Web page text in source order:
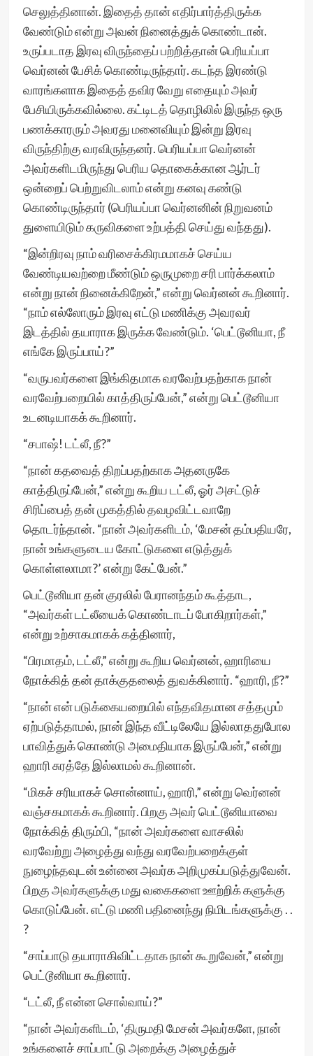
செலுத்தினான். இதைத் தான் எதிர்பார்த்திருக்க
வேண்டும் என்று அவன் நினைத்துக் கொண்டான்.
உருப்படாத இரவு விருந்தைப் பற்றித்தான் பெரியப்பா
வெர்னன் பேசிக் கொண்டிருந்தார். கடந்த இரண்டு
வாரங்களாக இதைத் தவிர வேறு எதையும் அவர்
பேசியிருக்கவில்லை. கட்டிடத் தொழிலில் இருந்த ஒரு
பணக்காரரும் அவரது மனைவியும் இன்று இரவு
விருந்திற்கு வரவிருந்தனர். பெரியப்பா வெர்னன்
அவர்களிடமிருந்து பெரிய தொகைக்கான ஆர்டர்
ஒன்றைப் பெற்றுவிடலாம் என்று கனவு கண்டு
கொண்டிருந்தார் (பெரியப்பா வெர்னனின் நிறுவனம்
துளையிடும் கருவிகளை உற்பத்தி செய்து வந்தது).
“இன்றிரவு நாம் வரிசைக்கிரமமாகச் செய்ய
வேண்டியவற்றை மீண்டும் ஒருமுறை சரி பார்க்கலாம்
என்று நான் நினைக்கிறேன்,” என்று வெர்னன் கூறினார்.
“நாம் எல்லோரும் இரவு எட்டு மணிக்கு அவரவர்
இடத்தில் தயாராக இருக்க வேண்டும். ‘பெட்டூனியா, நீ
எங்கே இருப்பாய்?”
“வருபவர்களை இங்கிதமாக வரவேற்பதற்காக நான்
வரவேற்பறையில் காத்திருப்பேன்,” என்று பெட்டூனியா
உடனடியாகக் கூறினார்.
“சபாஷ்! டட்லீ, நீ?”
“நான் கதவைத் திறப்பதற்காக அதனருகே
காத்திருப்பேன்,” என்று கூறிய டட்லீ, ஓர் அசட்டுச்
சிரிப்பைத் தன் முகத்தில் தவழவிட்டவாறே
தொடர்ந்தான். “நான் அவர்களிடம், ‘மேசன் தம்பதியரே,
நான் உங்களுடைய கோட்டுகளை எடுத்துக்
கொள்ளலாமா?’ என்று கேட்பேன்.”
பெட்டூனியா தன் குரலில் பேரானந்தம் கூத்தாட,
“அவர்கள் டட்லீயைக் கொண்டாடப் போகிறார்கள்,”
என்று உற்சாகமாகக் கத்தினார்,
“பிரமாதம், டட்லீ,” என்று கூறிய வெர்னன், ஹாரியை
நோக்கித் தன் தாக்குதலைத் துவக்கினார். “ஹாரி, நீ?”
“நான் என் படுக்கையறையில் எந்தவிதமான சத்தமும்
ஏற்படுத்தாமல், நான் இந்த வீட்டிலேயே இல்லாததுபோல
பாவித்துக் கொண்டு அமைதியாக இருப்பேன்,” என்று
ஹாரி சுரத்தே இல்லாமல் கூறினான்.
“மிகச் சரியாகச் சொன்னாய், ஹாரி,” என்று வெர்னன்
வஞ்சகமாகக் கூறினார். பிறகு அவர் பெட்டூனியாவை
நோக்கித் திரும்பி, “நான் அவர்களை வாசலில்
வரவேற்று அழைத்து வந்து வரவேற்பறைக்குள்
நுழைந்தவுடன் உன்னை அவர்க அறிமுகப்படுத்துவேன்.
பிறகு அவர்களுக்கு மது வகைகளை ஊற்றிக் களுக்கு
கொடுப்பேன். எட்டு மணி பதினைந்து நிமிடங்களுக்கு . .
?
“சாப்பாடு தயாராகிவிட்டதாக நான் கூறுவேன்,” என்று
பெட்டூனியா கூறினார்.
“டட்லீ, நீ என்ன சொல்வாய்?”
“நான் அவர்களிடம், ‘திருமதி மேசன் அவர்களே, நான்
உங்களைச் சாப்பாட்டு அறைக்கு அழைத்துச்